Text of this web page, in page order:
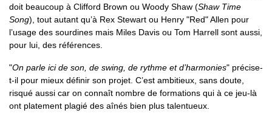
doit beaucoup à Clifford Brown ou Woody Shaw (Shaw Time
Song), tout autant qu’à Rex Stewart ou Henry "Red" Allen pour
l’usage des sourdines mais Miles Davis ou Tom Harrell sont aussi,
pour lui, des références.
"On parle ici de son, de swing, de rythme et d’harmonies" précise-
t-il pour mieux définir son projet. C’est ambitieux, sans doute,
risqué aussi car on connaît nombre de formations qui à ce jeu-là
ont platement plagié des aînés bien plus talentueux.